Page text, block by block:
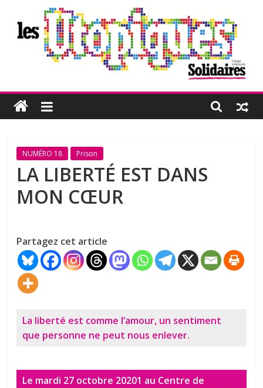
contenu
Les
Utopiques
Revue
réflexion
éditée
par
syndicale
Solidaires
NUMÉRO 18 Prison
LA LIBERTÉ EST DANS
MON CŒUR
Partagez cet article
La liberté est comme l’amour, un sentiment
que personne ne peut nous enlever.
Le mardi 27 octobre 20201 au Centre de